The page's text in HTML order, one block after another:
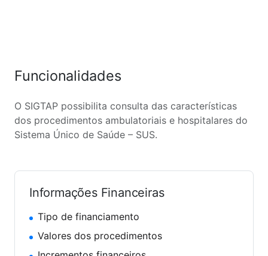
Funcionalidades
O SIGTAP possibilita consulta das características
dos procedimentos ambulatoriais e hospitalares do
Sistema Único de Saúde – SUS.
Informações Financeiras
Tipo de financiamento
Valores dos procedimentos